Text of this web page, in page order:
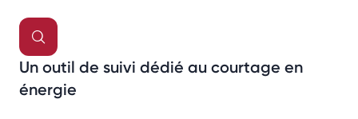
Un outil de suivi dédié au courtage en
énergie